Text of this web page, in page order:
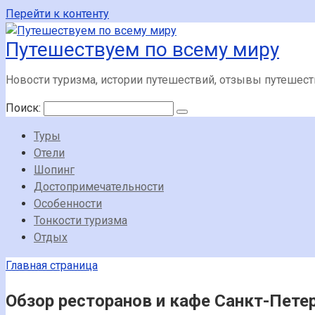
Перейти к контенту
Путешествуем по всему миру
Новости туризма, истории путешествий, отзывы
Поиск:
Туры
Отели
Шопинг
Достопримечательности
Особенности
Тонкости туризма
Отдых
Главная страница
Обзор ресторанов и кафе Санкт-